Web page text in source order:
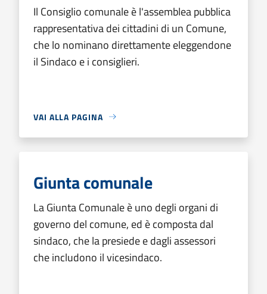
Il Consiglio comunale è l'assemblea pubblica
rappresentativa dei cittadini di un Comune,
che lo nominano direttamente eleggendone
il Sindaco e i consiglieri.
VAI ALLA PAGINA
Giunta comunale
La Giunta Comunale è uno degli organi di
governo del comune, ed è composta dal
sindaco, che la presiede e dagli assessori
che includono il vicesindaco.